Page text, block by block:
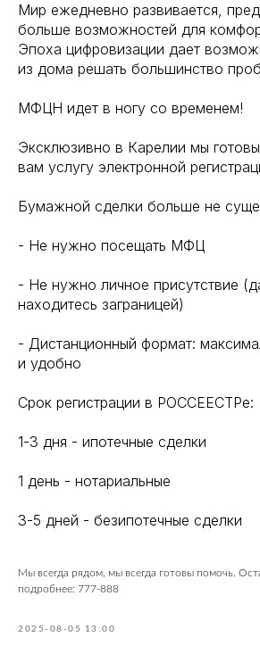
Мир ежедневно развивается,
больше возможностей для
Эпоха цифровизации дает
из дома решать большинство
МФЦН идет в ногу со временем!
Эксклюзивно в Карелии мы
вам услугу электронной
Бумажной сделки больше не
- Не нужно посещать МФЦ
- Не нужно личное присутствие
находитесь заграницей)
- Дистанционный формат:
и удобно
Срок регистрации в РОССЕЕСТРе:
1-3 дня - ипотечные сделки
1 день - нотариальные
3-5 дней - безипотечные сделки
Мы всегда рядом, мы всегда готовы помочь.
подробнее: 777-888
2025-08-05 13:00